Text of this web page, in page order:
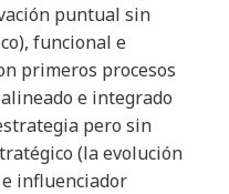
puntual sin
funcional e
primeros procesos
e integrado
pero sin
(la evolución
influenciador